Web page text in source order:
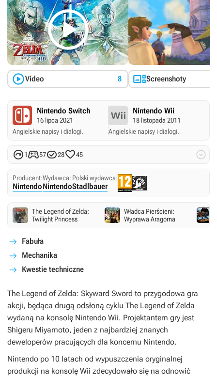

Video 8 Screenshoty
Nintendo Switch
16 lipca 2021
Angielskie napisy i dialogi.
Nintendo Wii
18 listopada 2011
Angielskie napisy i dialogi.
1572845 
Producent:
Nintendo
Wydawca:
Nintendo
Polski wydawca:
Stadlbauer
The Legend of Zelda:
Twilight Princess
Władca Pierścieni:
Wyprawa Aragorna
Fabuła
Mechanika
Kwestie techniczne
The Legend of Zelda: Skyward Sword to przygodowa gra
akcji, będąca drugą odsłoną cyklu The Legend of Zelda
wydaną na konsolę Nintendo Wii. Projektantem gry jest
Shigeru Miyamoto, jeden z najbardziej znanych
deweloperów pracujących dla koncernu Nintendo.
Nintendo po 10 latach od wypuszczenia oryginalnej
produkcji na konsolę Wii zdecydowało się na odnowić